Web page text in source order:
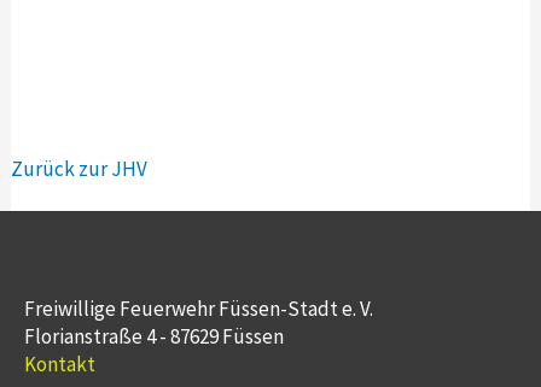
Zurück zur JHV
Freiwillige Feuerwehr Füssen-Stadt e. V.
Florianstraße 4 - 87629 Füssen
Kontakt